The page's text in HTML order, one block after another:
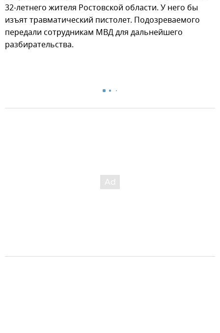
32-летнего жителя Ростовской области. У него бы
изъят травматический пистолет. Подозреваемого
передали сотрудникам МВД для дальнейшего
разбирательства.